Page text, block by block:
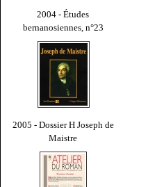
2004 - Études
bernanosiennes, n°23
2005 - Dossier H Joseph de
Maistre